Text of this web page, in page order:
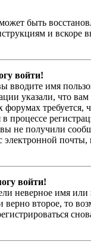
быть
и вскоре
войти!
вводите имя
указали, что
процессе
не получили
войти!
неверное имя или
второе, то